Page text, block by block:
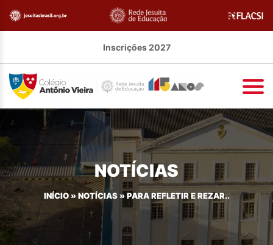
Inscrições 2027
NOTÍCIAS
INÍCIO» NOTÍCIAS» PARA REFLETIR E REZAR..